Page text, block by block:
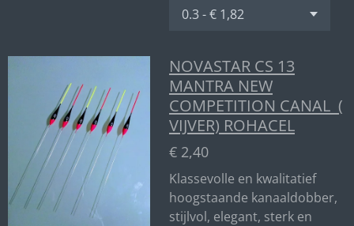
NOVASTAR CS 13
MANTRA NEW
COMPETITION CANAL (
VIJVER) ROHACEL
€ 2,40
Klassevolle en kwalitatief
hoogstaande kanaaldobber,
stijlvol, elegant, sterk en